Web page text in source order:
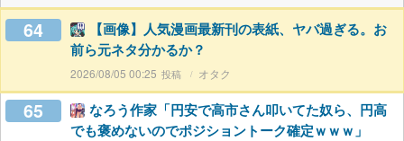
64
【画像】人気漫画最新刊の表紙、ヤバ過ぎる。お
前ら元ネタ分かるか？
2026/08/05 00:25 オタク
65
なろう作家「円安で高市さん叩いてた奴ら、円高
でも褒めないのでポジショントーク確定ｗｗｗ」